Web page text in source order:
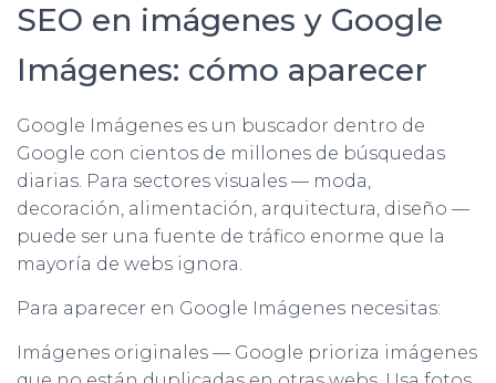
SEO en imágenes y Google
Imágenes: cómo aparecer
Google Imágenes es un buscador dentro de
Google con cientos de millones de búsquedas
diarias. Para sectores visuales — moda,
decoración, alimentación, arquitectura, diseño —
puede ser una fuente de tráfico enorme que la
mayoría de webs ignora.
Para aparecer en Google Imágenes necesitas:
Imágenes originales — Google prioriza imágenes